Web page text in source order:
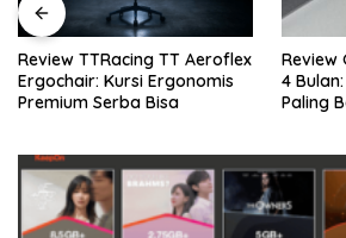
TT Aeroflex
Ergonomis
Bisa
Review Galaxy S26+
4 Bulan: Ini Fitur AI yang
Paling Berguna